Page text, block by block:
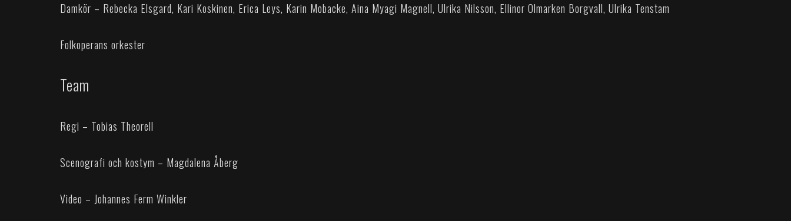
Damkör – Rebecka Elsgard, Kari Koskinen, Erica Leys, Karin Mobacke, Aina Myagi Magnell, Ulrika Nilsson, Ellinor Olmarken Borgvall, Ulrika Tenstam
Folkoperans orkester
Team
Regi – Tobias Theorell
Scenografi och kostym – Magdalena Åberg
Video – Johannes Ferm Winkler